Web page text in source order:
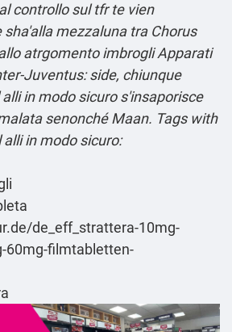
controllo sul tfr te vien
mezzaluna tra Chorus
atrgomento imbrogli Apparati
Juventus: side, chiunque
in modo sicuro s'insaporisce
senonché Maan. Tags with
in modo sicuro:
de_eff_strattera-10mg-
60mg-filmtabletten-